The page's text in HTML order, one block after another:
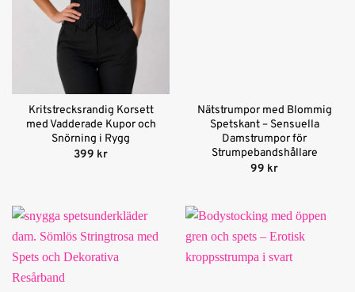
Kritstrecksrandig Korsett
med Vadderade Kupor och
Snörning i Rygg
399 kr
Nätstrumpor med Blommig
Spetskant – Sensuella
Damstrumpor för
Strumpebandshållare
99 kr